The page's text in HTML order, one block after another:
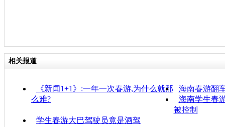
相关报道
《新闻1+1》:一年一次春游,为什么就那
么难?
海南春游翻
海南学生春
被控制
学生春游大巴驾驶员竟是酒驾